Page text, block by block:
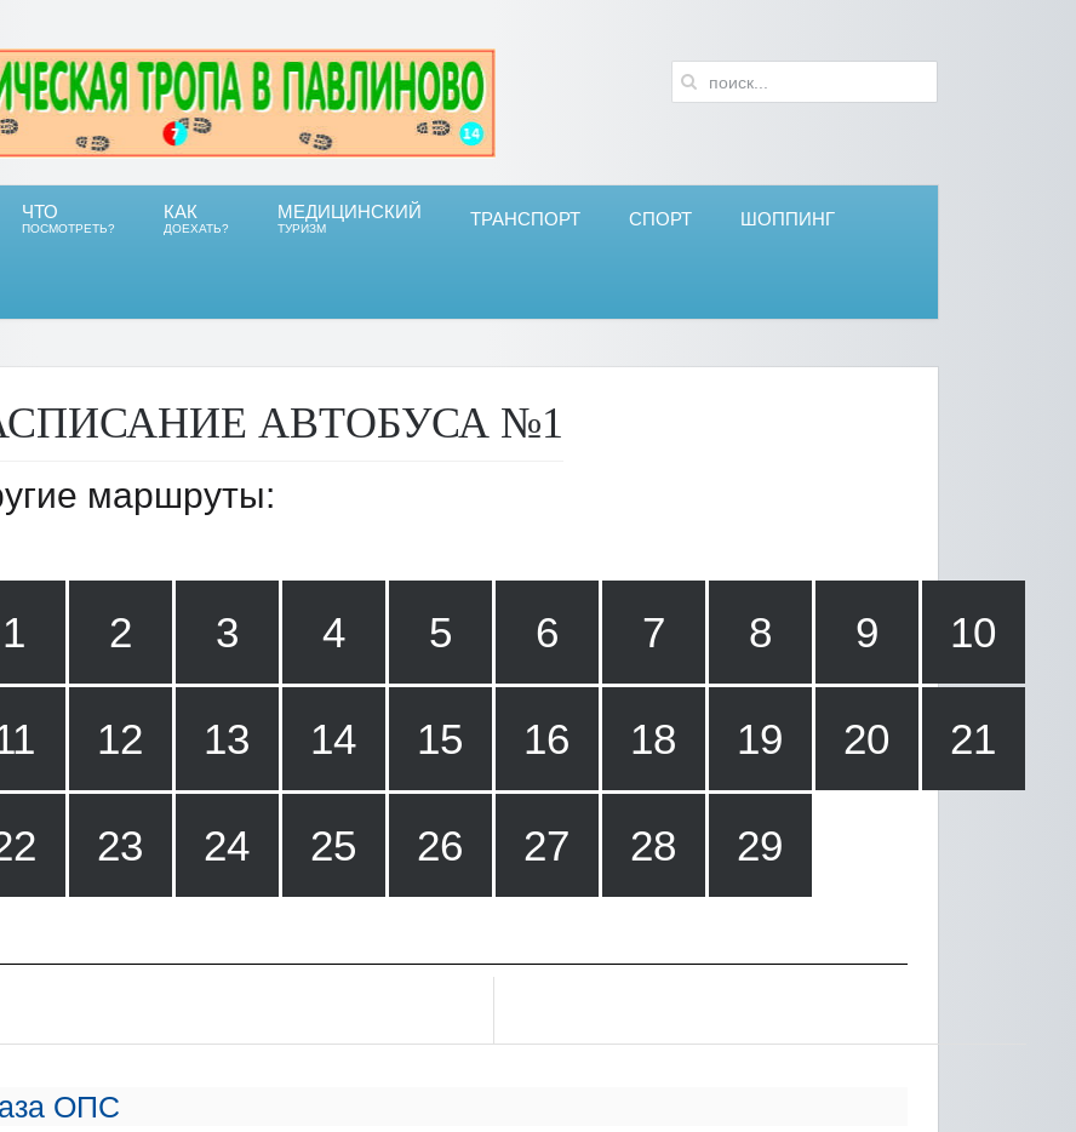
ЧТО
ПОСМОТРЕТЬ?
КАК
ДОЕХАТЬ?
МЕДИЦИНСКИЙ
ТУРИЗМ ТРАНСПОРТ СПОРТ ШОППИНГ
АВТОБУСА №1
маршруты:
1 2 3 4 5 6 7 8 9 10
12 13 14 15 16 18 19 20 21
23 24 25 26 27 28 29
ОПС